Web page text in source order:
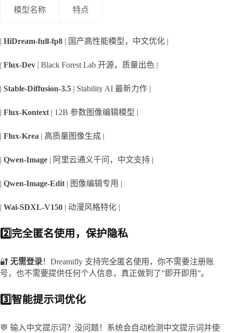
模型名称 特点
| HiDream-full-fp8 | 国产高性能模型，中文优化 |
| Flux-Dev | Black Forest Lab 开源，质量出色 |
| Stable-Diffusion-3.5 | Stability AI 最新力作 |
| Flux-Kontext | 12B 参数图像编辑模型 |
| Flux-Krea | 高质量图像生成 |
| Qwen-Image | 阿里云通义千问，中文支持 |
| Qwen-Image-Edit | 图像编辑专用 |
| Wai-SDXL-V150 | 动漫风格特化 |
2️⃣完全匿名使用，保护隐私
🔐 无需登录！Dreamifly 支持完全匿名使用，你不需要注册账
号，也不需要提供任何个人信息，真正做到了”即开即用”。
3️⃣智能提示词优化
💬 输入中文提示词？没问题！系统会自动检测中文提示词并使